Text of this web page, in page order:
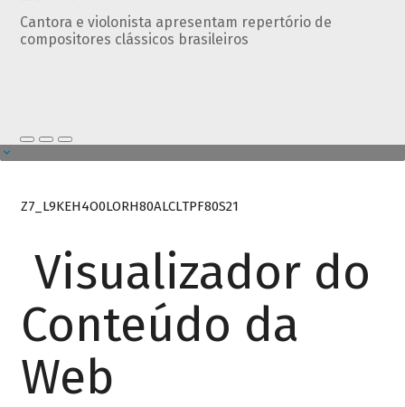
Cantora e violonista apresentam repertório de
compositores clássicos brasileiros
Z7_L9KEH4O0LORH80ALCLTPF80S21
Visualizador do
Conteúdo da
Web